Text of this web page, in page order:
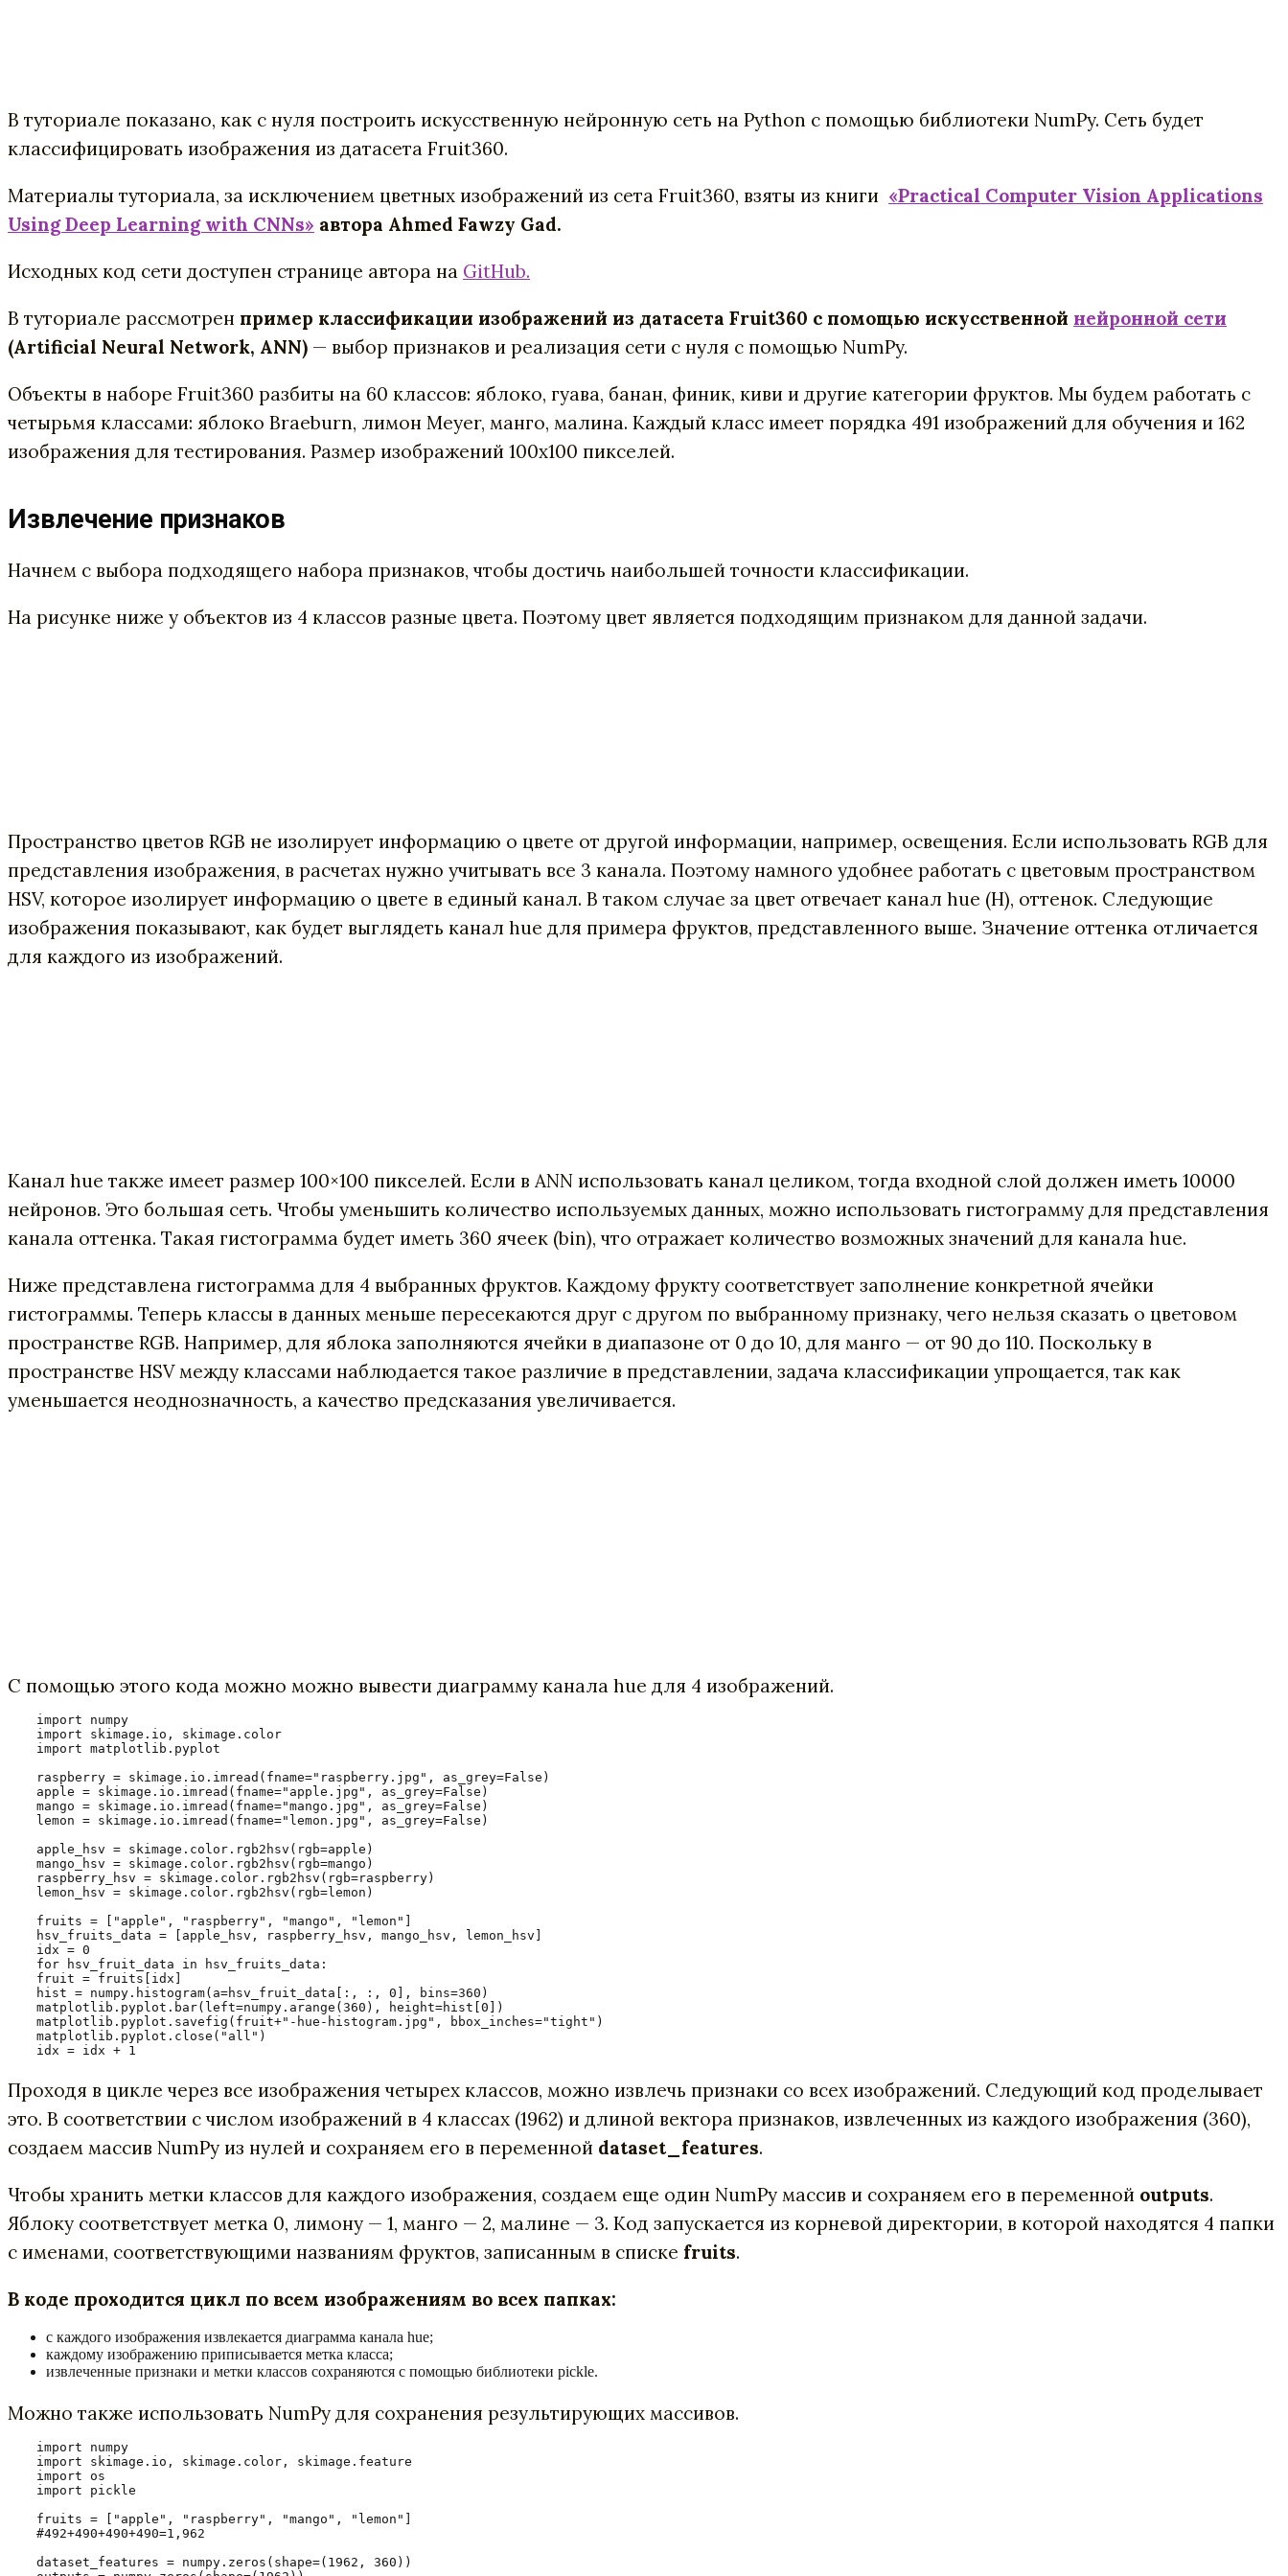
В туториале показано, как с нуля построить искусственную нейронную сеть на Python с помощью библиотеки NumPy. Сеть будет
классифицировать изображения из датасета Fruit360.
Материалы туториала, за исключением цветных изображений из сета Fruit360, взяты из книги «Practical Computer Vision Applications
Using Deep Learning with CNNs» автора Ahmed Fawzy Gad.
Исходных код сети доступен странице автора на GitHub.
В туториале рассмотрен пример классификации изображений из датасета Fruit360 с помощью искусственной нейронной сети
(Artificial Neural Network, ANN) — выбор признаков и реализация сети с нуля с помощью NumPy.
Объекты в наборе Fruit360 разбиты на 60 классов: яблоко, гуава, банан, финик, киви и другие категории фруктов. Мы будем работать с
четырьмя классами: яблоко Braeburn, лимон Meyer, манго, малина. Каждый класс имеет порядка 491 изображений для обучения и 162
изображения для тестирования. Размер изображений 100х100 пикселей.
Извлечение признаков
Начнем с выбора подходящего набора признаков, чтобы достичь наибольшей точности классификации.
На рисунке ниже у объектов из 4 классов разные цвета. Поэтому цвет является подходящим признаком для данной задачи.
Пространство цветов RGB не изолирует информацию о цвете от другой информации, например, освещения. Если использовать RGB для
представления изображения, в расчетах нужно учитывать все 3 канала. Поэтому намного удобнее работать с цветовым пространством
HSV, которое изолирует информацию о цвете в единый канал. В таком случае за цвет отвечает канал hue (H), оттенок. Следующие
изображения показывают, как будет выглядеть канал hue для примера фруктов, представленного выше. Значение оттенка отличается
для каждого из изображений.
Канал hue также имеет размер 100×100 пикселей. Если в ANN использовать канал целиком, тогда входной слой должен иметь 10000
нейронов. Это большая сеть. Чтобы уменьшить количество используемых данных, можно использовать гистограмму для представления
канала оттенка. Такая гистограмма будет иметь 360 ячеек (bin), что отражает количество возможных значений для канала hue.
Ниже представлена гистограмма для 4 выбранных фруктов. Каждому фрукту соответствует заполнение конкретной ячейки
гистограммы. Теперь классы в данных меньше пересекаются друг с другом по выбранному признаку, чего нельзя сказать о цветовом
пространстве RGB. Например, для яблока заполняются ячейки в диапазоне от 0 до 10, для манго — от 90 до 110. Поскольку в
пространстве HSV между классами наблюдается такое различие в представлении, задача классификации упрощается, так как
уменьшается неоднозначность, а качество предсказания увеличивается.
С помощью этого кода можно можно вывести диаграмму канала hue для 4 изображений.
import numpy
import skimage.io, skimage.color
import matplotlib.pyplot
raspberry = skimage.io.imread(fname="raspberry.jpg", as_grey=False)
apple = skimage.io.imread(fname="apple.jpg", as_grey=False)
mango = skimage.io.imread(fname="mango.jpg", as_grey=False)
lemon = skimage.io.imread(fname="lemon.jpg", as_grey=False)
apple_hsv = skimage.color.rgb2hsv(rgb=apple)
mango_hsv = skimage.color.rgb2hsv(rgb=mango)
raspberry_hsv = skimage.color.rgb2hsv(rgb=raspberry)
lemon_hsv = skimage.color.rgb2hsv(rgb=lemon)
fruits = ["apple", "raspberry", "mango", "lemon"]
hsv_fruits_data = [apple_hsv, raspberry_hsv, mango_hsv, lemon_hsv]
idx = 0
for hsv_fruit_data in hsv_fruits_data:
fruit = fruits[idx]
hist = numpy.histogram(a=hsv_fruit_data[:, :, 0], bins=360)
matplotlib.pyplot.bar(left=numpy.arange(360), height=hist[0])
matplotlib.pyplot.savefig(fruit+"-hue-histogram.jpg", bbox_inches="tight")
matplotlib.pyplot.close("all")
idx = idx + 1
Проходя в цикле через все изображения четырех классов, можно извлечь признаки со всех изображений. Следующий код проделывает
это. В соответствии с числом изображений в 4 классах (1962) и длиной вектора признаков, извлеченных из каждого изображения (360),
создаем массив NumPy из нулей и сохраняем его в переменной dataset_features.
Чтобы хранить метки классов для каждого изображения, создаем еще один NumPy массив и сохраняем его в переменной outputs.
Яблоку соответствует метка 0, лимону — 1, манго — 2, малине — 3. Код запускается из корневой директории, в которой находятся 4 папки
с именами, соответствующими названиям фруктов, записанным в списке fruits.
В коде проходится цикл по всем изображениям во всех папках:
с каждого изображения извлекается диаграмма канала hue;
каждому изображению приписывается метка класса;
извлеченные признаки и метки классов сохраняются с помощью библиотеки pickle.
Можно также использовать NumPy для сохранения результирующих массивов.
import numpy
import skimage.io, skimage.color, skimage.feature
import os
import pickle
fruits = ["apple", "raspberry", "mango", "lemon"]
#492+490+490+490=1,962
dataset_features = numpy.zeros(shape=(1962, 360))